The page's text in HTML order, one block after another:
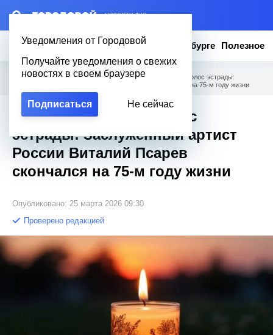
– НОВОСТИ ДНЯ
Уведомления от Городовой
Получайте уведомления о свежих
новостях в своем браузере
Подписаться Не сейчас
Новости Эксклюзив Вопросы о Петербурге Полезное
Городовой Новости Петербурга / Ушёл легендарный голос эстрады:
Заслуженный артист России Виталий Псарев скончался на 75-м году жизни
Ушёл легендарный голос
эстрады: Заслуженный артист
России Виталий Псарев
скончался на 75-м году жизни
Опубликовано: 25 марта 2026 09:30
Проверено редакцией